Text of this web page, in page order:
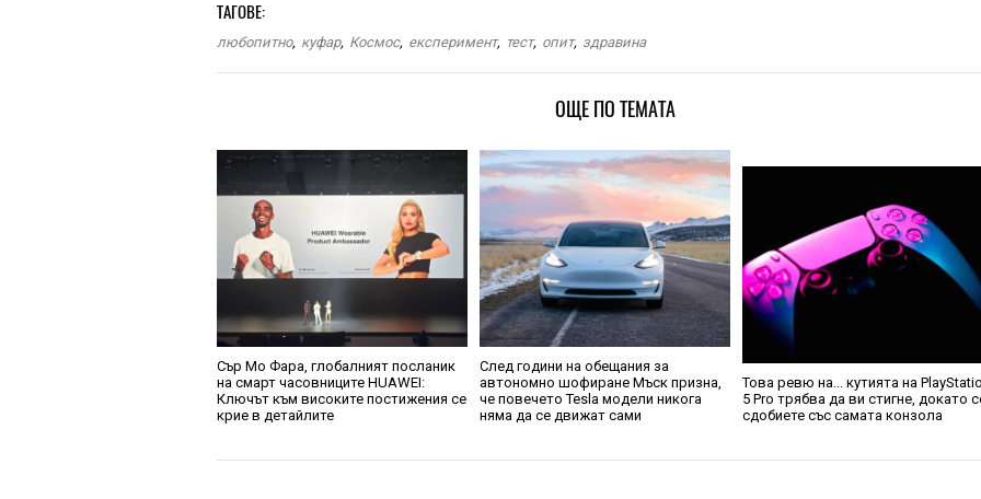
ТАГОВЕ:
любопитно, куфар, Космос, експеримент, тест, опит, здравина
ОЩЕ ПО ТЕМАТА
Сър Мо Фара, глобалният посланик
на смарт часовниците HUAWEI:
Ключът към високите постижения се
крие в детайлите
След години на обещания за
автономно шофиране Мъск призна,
че повечето Tesla модели никога
няма да се движат сами
Това ревю на... кутията на
5 Pro трябва да ви стигне, докато
сдобиете със самата конзола